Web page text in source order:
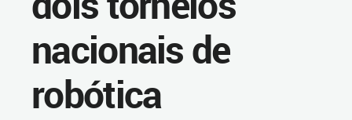
nacionais de
robótica